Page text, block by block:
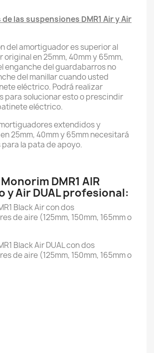
las suspensiones DMR1 Air y Air
del amortiguador es superior al
en 25mm, 40mm y 65mm,
enganche del guardabarros no
del manillar cuando usted
eléctrico. Podrá realizar
para solucionar esto o prescindir
eléctrico.
extendidos y
25mm, 40mm y 65mm necesitará
la pata de apoyo.
DMR1 AIR
y Air DUAL profesional:
Black Air con dos
de aire (125mm, 150mm, 165mm o
Black Air DUAL con dos
de aire (125mm, 150mm, 165mm o